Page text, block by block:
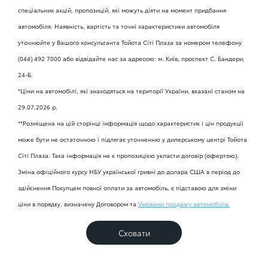
Чорні глянцеві елементи екстер'єру
Передній бампер та решітка радіатора GR SPORT
Демпфер вібрацій кузова
20" легкосплавні чорні глянцеві з механічною
обробкою, шини 235/50R20
Тимчасове запасне колесо
Прожекторні матричні LED-фари головного світла з
характерними денними ходовими вогнями та
Динамічний коректор кута нахилу фар головного
Високонапірні висувні омивачі фар
Світлодіодні протитуманні фари
Оздоблення сидінь тканиною
Комбіноване оздоблення сидінь синтетичними шкірою
та замшею з перфорацією та синім акцентом
Комбіноване оздоблення сидінь синтетичними шкірою
та перфорованою замшею з червоним акцентом
Оздоблення сидінь шкірою з перфорацією
Стеля чорного кольору
Педалі з алюмінієвими накладками
гальмівного зусилля
TRC - протибуксувальна система
TPMS - система моніторингу тиску в шинах
TSC - система стабілізації автомобіля з причепом
ACA - активна система допомоги у поворотах
НАС - система допомоги старту на підйомі
спеціальних акцій, пропозицій, які можуть діяти на момент придбання
автомобіля. Наявність, вартість та точні характеристики автомобіля
уточнюйте у Вашого консультанта Тойота Сіті Плаза за номером телефону
(044) 492 7000 або відвідайте нас за адресою: м. Київ, проспект С. Бандери,
24-Б.
*Ціни на автомобілі, які знаходяться на території України, вказані станом на
29.07.2026 р.
**Розміщена на цій сторінці інформація щодо характеристик і цін продукції
може бути не остаточною і підлягає уточненню у дилерському центрі Тойота
Сіті Плаза. Така інформація не є пропозицією укласти договір (офертою).
Зміна офіційного курсу НБУ української гривні до долара США в період до
здійснення Покупцем повної оплати за автомобіль, є підставою для зміни
ціни в порядку, визначену Договором та Умовами продажу автомобілів.
Сховати